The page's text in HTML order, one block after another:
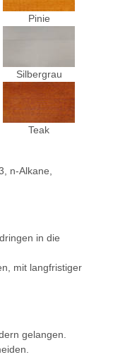
Pinie
Silbergrau
Teak
n-Alkane,
in die
mit langfristiger
gelangen.